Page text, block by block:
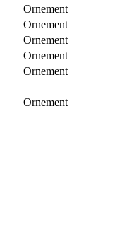
Ornement
Ornement
Ornement
Ornement
Ornement
Ornement